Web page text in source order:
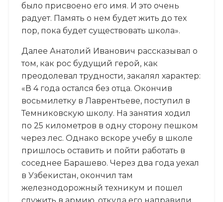
было присвоено его имя. И это очень
радует. Память о нем будет жить до тех
пор, пока будет существовать школа».
Далее Анатолий Иванович рассказывал о
том, как рос будущий герой, как
преодолевал трудности, закалял характер:
«В 4 года остался без отца. Окончив
восьмилетку в Лаврентьеве, поступил в
Темниковскую школу. На занятия ходил
по 25 километров в одну сторону пешком
через лес. Однако вскоре учебу в школе
пришлось оставить и пойти работать в
соседнее Барашево. Через два года уехал
в Узбекистан, окончил там
железнодорожный техникум и пошел